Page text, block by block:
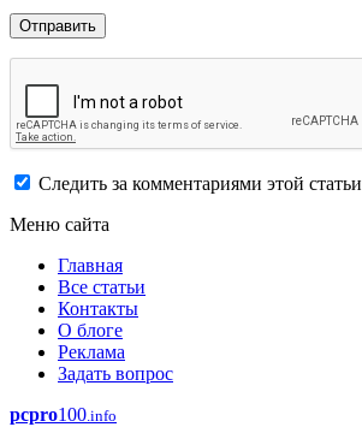
Следить за комментариями этой статьи
Меню сайта
Главная
Все статьи
Контакты
О блоге
Реклама
Задать вопрос
pcpro100.info